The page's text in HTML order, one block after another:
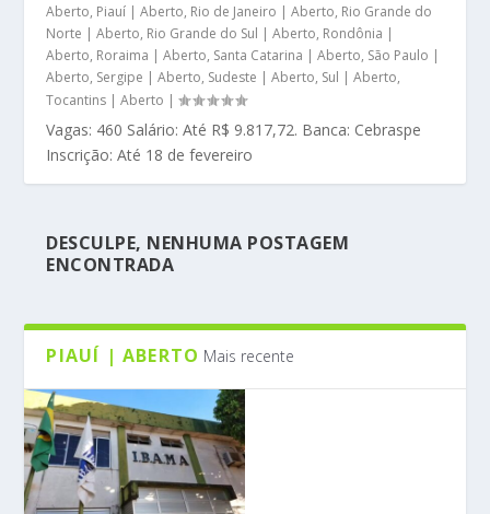
Aberto, Piauí | Aberto, Rio de Janeiro | Aberto, Rio Grande do
Norte | Aberto, Rio Grande do Sul | Aberto, Rondônia |
Aberto, Roraima | Aberto, Santa Catarina | Aberto, São Paulo |
Aberto, Sergipe | Aberto, Sudeste | Aberto, Sul | Aberto,
Tocantins | Aberto |
Vagas: 460 Salário: Até R$ 9.817,72. Banca: Cebraspe
Inscrição: Até 18 de fevereiro
DESCULPE, NENHUMA POSTAGEM
ENCONTRADA
PIAUÍ | ABERTO Mais recente